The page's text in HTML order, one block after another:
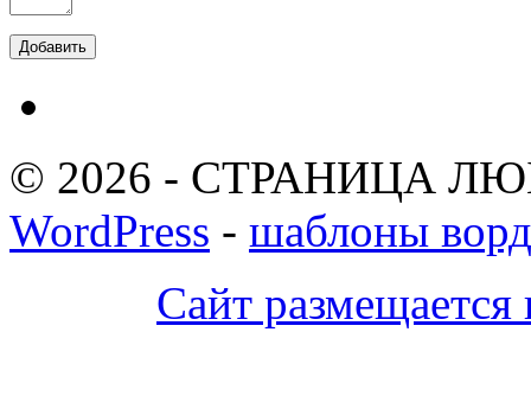
© 2026 - СТРАНИЦА
WordPress - шаблоны
Сайт размещается